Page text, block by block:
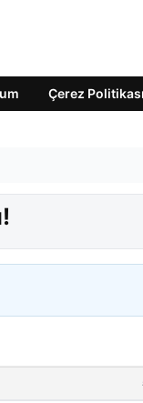
Çerez Politikası